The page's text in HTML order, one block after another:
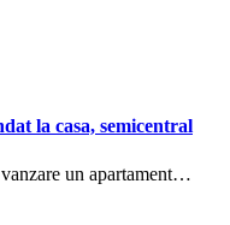
la casa, semicentral
un apartament…